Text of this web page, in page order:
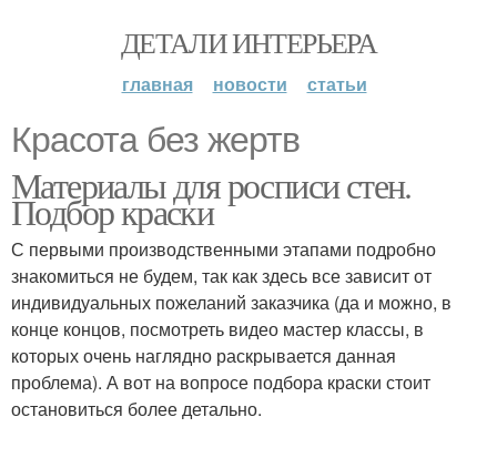
ДЕТАЛИ ИНТЕРЬЕРА
главная новости статьи
Красота без жертв
Материалы для росписи стен.
Подбор краски
С первыми производственными этапами подробно
знакомиться не будем, так как здесь все зависит от
индивидуальных пожеланий заказчика (да и можно, в
конце концов, посмотреть видео мастер классы, в
которых очень наглядно раскрывается данная
проблема). А вот на вопросе подбора краски стоит
остановиться более детально.